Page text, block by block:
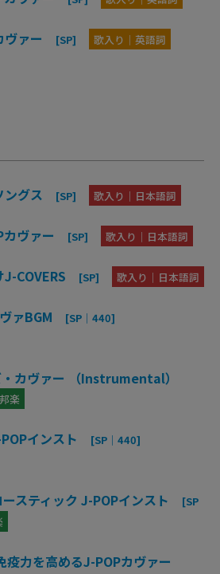
ヴァー [SP] 歌入り｜英語詞
ングス [SP] 歌入り｜日本語詞
ヴァー [SP] 歌入り｜日本語詞
COVERS [SP] 歌入り｜日本語詞
ァBGM
[SP｜440]
カヴァー （Instrumental）
楽
インスト
[SP｜440]
スティック J-POPインスト
[SP
疫力を高めるJ-POPカヴァー